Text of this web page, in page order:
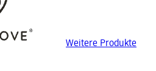
Weitere Produkte